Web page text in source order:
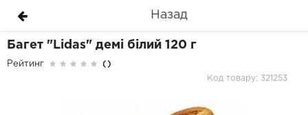
Назад
Багет "Lidas" демі білий 120 г
Рейтинг
()
Код товару: 321253